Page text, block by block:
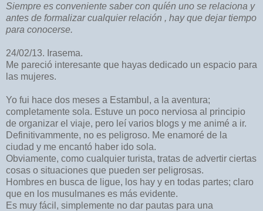
Siempre es conveniente saber con quíén uno se relaciona y
antes de formalizar cualquier relación , hay que dejar tiempo
para conocerse.
24/02/13. Irasema.
Me pareció interesante que hayas dedicado un espacio para
las mujeres.
Yo fui hace dos meses a Estambul, a la aventura;
completamente sola. Estuve un poco nerviosa al principio
de organizar el viaje, pero leí varios blogs y me animé a ir.
Definitivammente, no es peligroso. Me enamoré de la
ciudad y me encantó haber ido sola.
Obviamente, como cualquier turista, tratas de advertir ciertas
cosas o situaciones que pueden ser peligrosas.
Hombres en busca de ligue, los hay y en todas partes; claro
que en los musulmanes es más evidente.
Es muy fácil, simplemente no dar pautas para una